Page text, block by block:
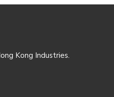
Kong Industries.